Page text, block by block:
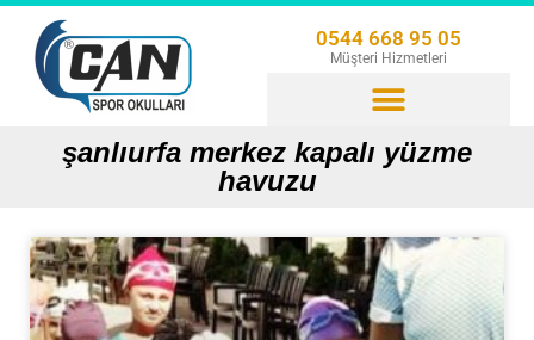
0544 668 95 05
Müşteri Hizmetleri
şanlıurfa merkez kapalı yüzme
havuzu